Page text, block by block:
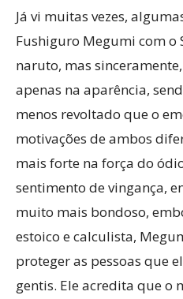
Já vi muitas vezes,
Fushiguro Megumi com o
naruto, mas
apenas na aparência,
menos revoltado que o
motivações de ambos
mais forte na força do
sentimento de vingança,
muito mais bondoso,
estoico e calculista,
proteger as pessoas que
gentis. Ele acredita que o